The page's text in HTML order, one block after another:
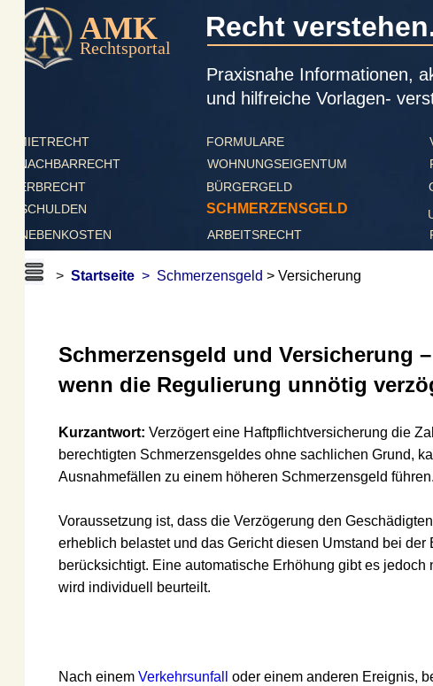
AMK
Rechtsportal
Recht verstehen.
Praxisnahe Informationen,
und hilfreiche Vorlagen-
WOHNUNGSEIGENTUM
BÜRGERGELD
SCHMERZENSGELD
ARBEITSRECHT
FORMULARE
> Startseite > Schmerzensgeld > Versicherung
Schmerzensgeld und Versicherung –
wenn die Regulierung unnötig
Kurzantwort: Verzögert eine Haftpflichtversicherung die
berechtigten Schmerzensgeldes ohne sachlichen Grund, kann
Ausnahmefällen zu einem höheren Schmerzensgeld führen.
Voraussetzung ist, dass die Verzögerung den Geschädigten
erheblich belastet und das Gericht diesen Umstand bei der
berücksichtigt. Eine automatische Erhöhung gibt es jedoch
wird individuell beurteilt.
Nach einem Verkehrsunfall oder einem anderen Ereignis, bei